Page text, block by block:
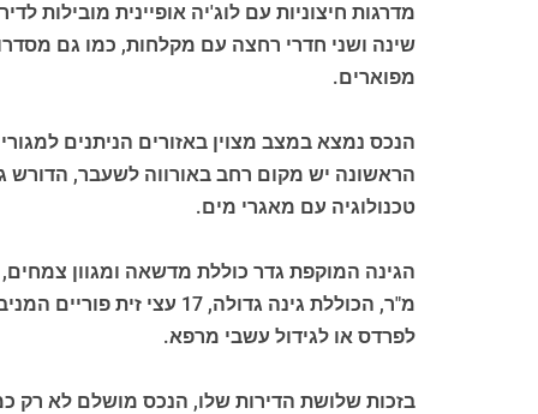
מדרגות חיצוניות עם לוג'יה אופיינית מובילות
שינה ושני חדרי רחצה עם מקלחות, כמו גם
מפוארים.
הנכס נמצא במצב מצוין באזורים הניתנים
הראשונה יש מקום רחב באורווה לשעבר, הדורש
טכנולוגיה עם מאגרי מים.
מ"ר, הכוללת גינה
לפרדס או לגידול עשבי מרפא.
בזכות שלושת הדירות שלו, הנכס מושלם לא רק